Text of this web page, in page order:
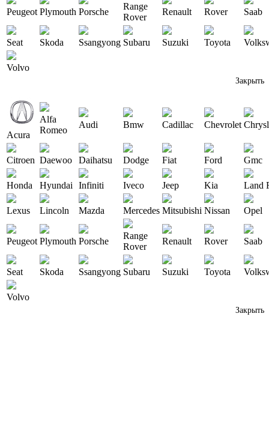
Peugeot Plymouth Porsche
Range
Rover
Renault Rover Saab
Seat Skoda Ssangyong Subaru Suzuki Toyota
Volvo
Закрыть
Acura
Alfa
Romeo
Audi Bmw Cadillac Chevrolet
Citroen Daewoo Daihatsu Dodge Fiat Ford Gmc
Honda Hyundai Infiniti Iveco Jeep Kia Land
Lexus Lincoln Mazda Mercedes Mitsubishi Nissan Opel
Peugeot Plymouth Porsche
Range
Rover
Renault Rover Saab
Seat Skoda Ssangyong Subaru Suzuki Toyota
Volvo
Закрыть